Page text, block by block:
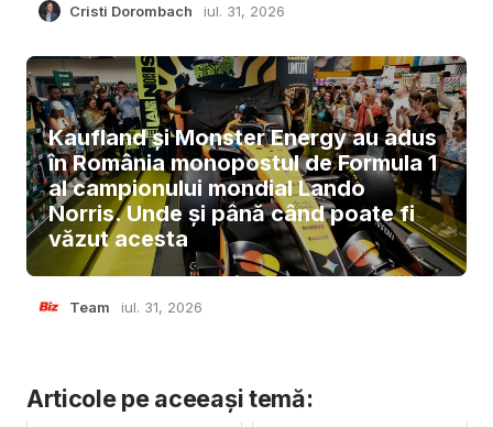
Cristi Dorombach iul. 31, 2026
Kaufland și Monster Energy au adus
în România monopostul de Formula 1
al campionului mondial Lando
Norris. Unde și până când poate fi
văzut acesta
Team iul. 31, 2026
Articole pe aceeași temă: